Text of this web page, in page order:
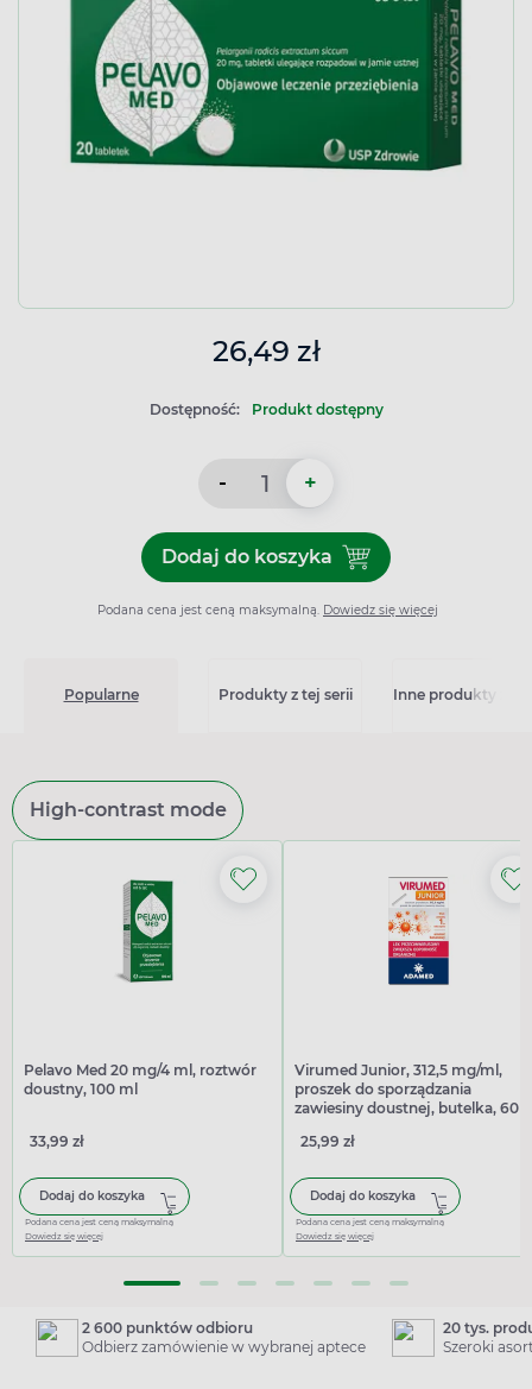
26,49 zł
Dostępność: Produkt dostępny
- +
Dodaj do koszykaDodaj do koszyka Pelavo
Podana cena jest ceną maksymalną. Dowiedz się więcej
Popularne Produkty z tej serii Inne produkty z
High-contrast mode
Pelavo Med 20 mg/4 ml, roztwór
doustny, 100 ml
33,99 zł
Dodaj do koszyka
Podana cena jest ceną maksymalną
Dowiedz się więcej
Virumed Junior, 312,5 mg/ml,
proszek do sporządzania
zawiesiny doustnej, butelka, 60
25,99 zł
Dodaj do koszyka
Podana cena jest ceną maksymalną
Dowiedz się więcej
2 600 punktów odbioru
Odbierz zamówienie w wybranej aptece
20 tys.
Szeroki